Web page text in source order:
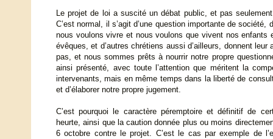
Le projet de loi a suscité un débat public, et pas
C’est normal, il s’agit d’une question importante de société,
nous voulons vivre et nous voulons que vivent nos enfants
évêques, et d’autres chrétiens aussi d’ailleurs, donnent
pas, et nous sommes prêts à nourrir notre propre
ainsi présenté, avec toute l’attention que méritent la
intervenants, mais en même temps dans la liberté de
et d’élaborer notre propre jugement.
C’est pourquoi le caractère péremptoire et définitif de
heurte, ainsi que la caution donnée plus ou moins
6 octobre contre le projet. C’est le cas par exemple de